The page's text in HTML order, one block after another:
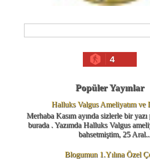
4
Popüler Yayınlar
Halluks Valgus Ameliyatım ve
Merhaba Kasım ayında sizlerle bir yazı
burada . Yazımda Halluks Valgus
bahsetmiştim, 25
Blogumun 1.Yılına Özel